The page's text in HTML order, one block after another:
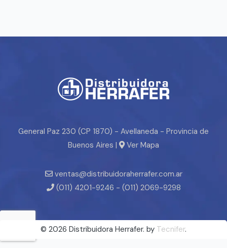
General Paz 230 (CP 1870) - Avellaneda - Provincia de
Buenos Aires |
Ver Mapa
ventas@distribuidoraherrafer.com.ar
(011) 4201-9246 - (011) 2069-9298
© 2026 Distribuidora Herrafer. by Tecnifer.